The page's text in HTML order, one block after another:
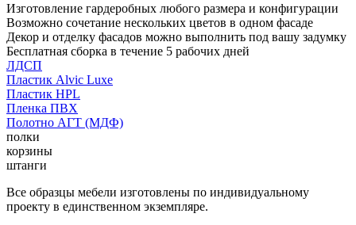
Изготовление гардеробных любого размера и конфигурации
Возможно сочетание нескольких цветов в одном фасаде
Декор и отделку фасадов можно выполнить под вашу задумку
Бесплатная сборка в течение 5 рабочих дней
ЛДСП
Пластик Alvic Luxe
Пластик HPL
Пленка ПВХ
Полотно АГТ (МДФ)
полки
корзины
штанги
Все образцы мебели изготовлены по индивидуальному
проекту в единственном экземпляре.